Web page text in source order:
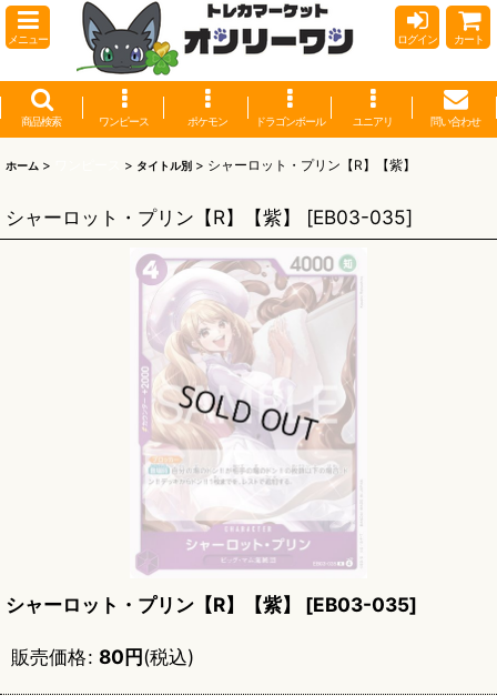
メニュー ログイン カート
商品検索 ワンピース ポケモン ドラゴンボール ユニアリ 問い合わせ
ホーム > > タイトル別 > シャーロット・プリン【R】【紫】
シャーロット・プリン【R】【紫】 [EB03-035]
シャーロット・プリン【R】【紫】 [EB03-035]
販売価格: 80円(税込)